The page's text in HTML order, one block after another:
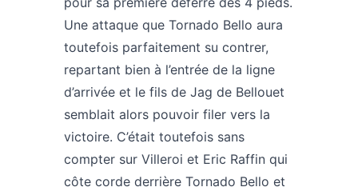
Une attaque que Tornado Bello aura
toutefois parfaitement su contrer,
repartant bien à l’entrée de la ligne
d’arrivée et le fils de Jag de Bellouet
semblait alors pouvoir filer vers la
victoire. C’était toutefois sans
compter sur Villeroi et Eric Raffin qui
côte corde derrière Tornado Bello et